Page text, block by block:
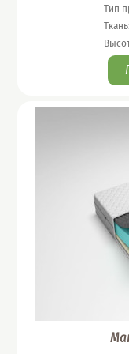
Тип
Ткань: